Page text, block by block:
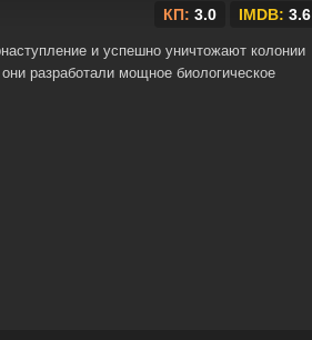
КП: 3.0 IMDB: 3.6
и успешно уничтожают колонии
разработали мощное биологическое